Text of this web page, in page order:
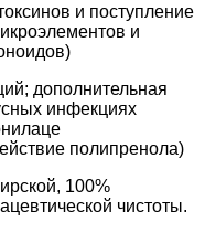
и поступление
и
дов)
дополнительная
инфекциях
полипренола)
100%
чистоты.